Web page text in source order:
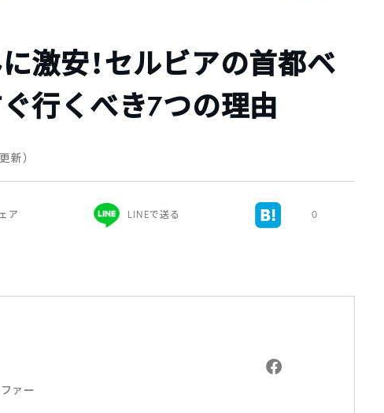
激安！セルビアの首都ベ
行くべき7つの理由
新）
ア LINEで送る 0
ァー